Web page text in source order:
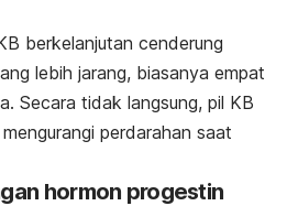
berkelanjutan cenderung
lebih jarang, biasanya empat
Secara tidak langsung, pil KB
perdarahan saat
hormon progestin